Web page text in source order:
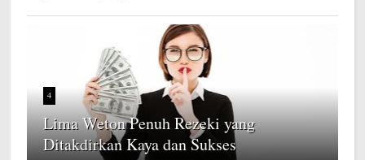
4
Lima Weton Penuh Rezeki yang
Ditakdirkan Kaya dan Sukses